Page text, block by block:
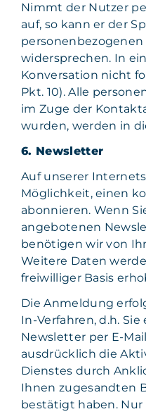
Nimmt der Nutzer
auf, so kann er der
widersprechen. In
Konversation nicht
Pkt. 10). Alle
im Zuge der
wurden, werden in
6. Newsletter
Auf unserer
Möglichkeit, einen
abonnieren. Wenn
angebotenen
benötigen wir von
Weitere Daten
freiwilliger Basis
Die Anmeldung
In-Verfahren, d.h.
Newsletter per E-
ausdrücklich die
Dienstes durch
Ihnen zugesandten
bestätigt haben.